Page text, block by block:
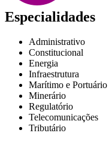
Especialidades
Administrativo
Constitucional
Energia
Infraestrutura
Marítimo e Portuário
Minerário
Regulatório
Telecomunicações
Tributário